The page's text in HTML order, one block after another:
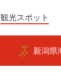
観光スポット
新潟県